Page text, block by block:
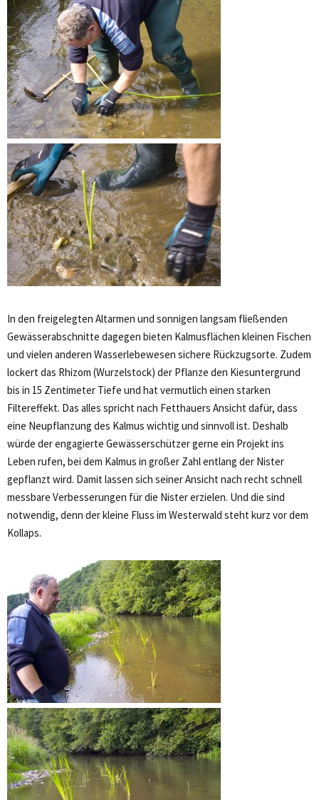
In den freigelegten Altarmen und sonnigen langsam fließenden
Gewässerabschnitte dagegen bieten Kalmusflächen kleinen Fischen
und vielen anderen Wasserlebewesen sichere Rückzugsorte. Zudem
lockert das Rhizom (Wurzelstock) der Pflanze den Kiesuntergrund
bis in 15 Zentimeter Tiefe und hat vermutlich einen starken
Filtereffekt. Das alles spricht nach Fetthauers Ansicht dafür, dass
eine Neupflanzung des Kalmus wichtig und sinnvoll ist. Deshalb
würde der engagierte Gewässerschützer gerne ein Projekt ins
Leben rufen, bei dem Kalmus in großer Zahl entlang der Nister
gepflanzt wird. Damit lassen sich seiner Ansicht nach recht schnell
messbare Verbesserungen für die Nister erzielen. Und die sind
notwendig, denn der kleine Fluss im Westerwald steht kurz vor dem
Kollaps.